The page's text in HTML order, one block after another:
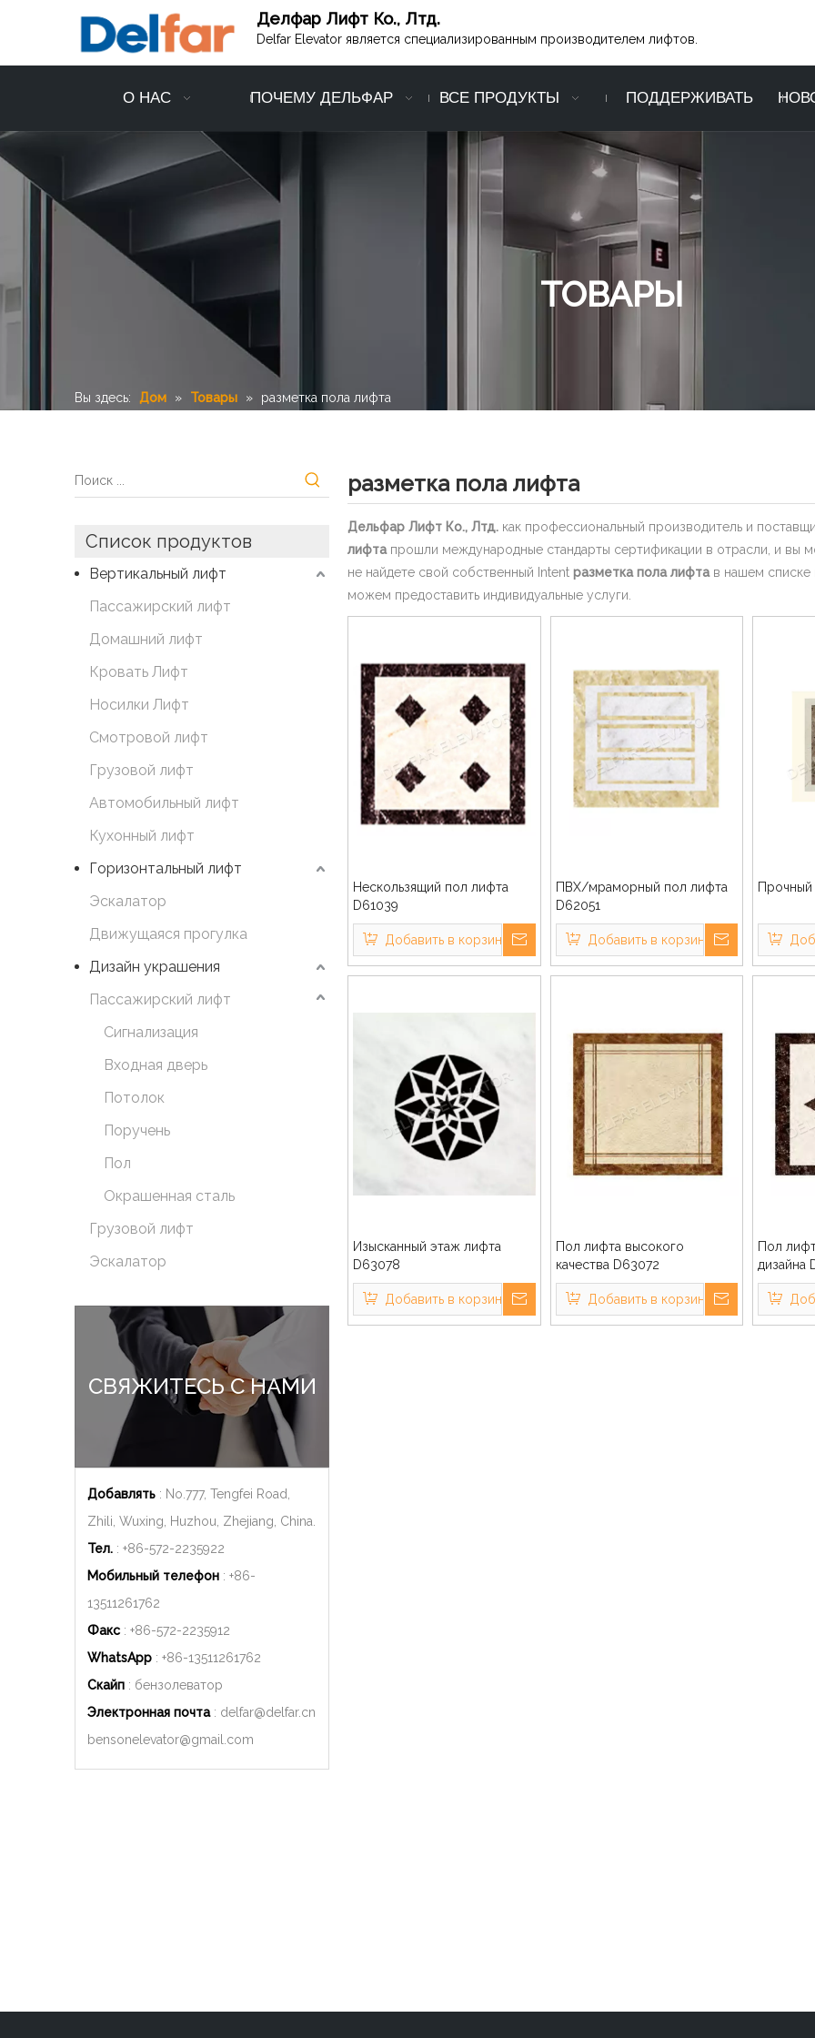
Делфар Лифт Ко., Лтд.
Delfar Elevator является специализированным производителем лифтов.
О НАС ПОЧЕМУ ДЕЛЬФАР ВСЕ ПРОДУКТЫ ПОДДЕРЖИВАТЬ
ТОВАРЫ
Вы здесь: Дом » Товары » разметка пола лифта
Список продуктов
Вертикальный лифт
Пассажирский лифт
Домашний лифт
Кровать Лифт
Носилки Лифт
Смотровой лифт
Грузовой лифт
Автомобильный лифт
Кухонный лифт
Горизонтальный лифт
Эскалатор
Движущаяся прогулка
Дизайн украшения
Пассажирский лифт
Сигнализация
Входная дверь
Потолок
Поручень
Пол
Окрашенная сталь
Грузовой лифт
Эскалатор
СВЯЖИТЕСЬ С НАМИ
Добавлять : No.777, Tengfei Road,
Zhili, Wuxing, Huzhou, Zhejiang, China.
Тел. : +86-572-2235922
Мобильный телефон : +86-
13511261762
Факс : +86-572-2235912
WhatsApp : +86-13511261762
Скайп : бензолеватор
Электронная почта: delfar@delfar.cn
bensonelevator@gmail.com
разметка пола лифта
Дельфар Лифт Ко., Лтд. как профессиональный производитель и
лифтапрошли международные стандарты сертификации в отрасли, и вы
не найдете свой собственный Intent разметка пола лифтав нашем списке
можем предоставить индивидуальные услуги.
Нескользящий пол лифта
D61039
Добавить в корзину
ПВХ/мраморный пол лифта
D62051
Добавить в корзину
Изысканный этаж лифта
D63078
Добавить в корзину
Пол лифта высокого
качества D63072
Добавить в корзину
Пол
дизайна